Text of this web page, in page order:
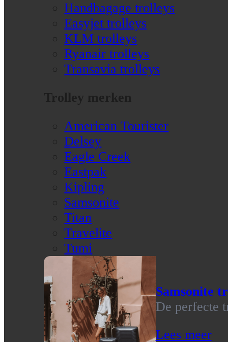
Handbagage trolleys
Easyjet trolleys
KLM trolleys
Ryanair trolleys
Transavia trolleys
Trolley merken
American Tourister
Delsey
Eagle Creek
Eastpak
Kipling
Samsonite
Titan
Travelite
Tumi
Samsonite
De perfecte
Lees meer